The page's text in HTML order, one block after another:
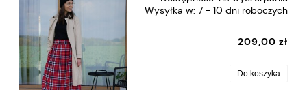
Wysyłka w: 7 - 10 dni roboczych
209,00 zł
Do koszyka